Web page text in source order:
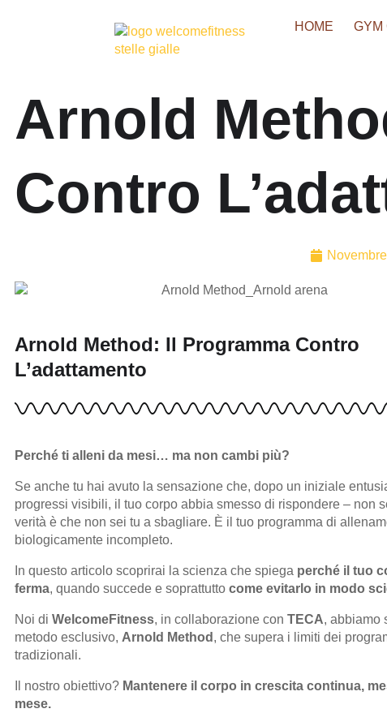
HOME GYM
Arnold
Contro
Arnold Method: Il Programma Contro
L’adattamento
Perché ti alleni da mesi… ma non cambi più?
Se anche tu hai avuto la sensazione che, dopo un iniziale
progressi visibili, il tuo corpo abbia smesso di rispondere – non
verità è che non sei tu a sbagliare. È il tuo programma di
biologicamente incompleto.
In questo articolo scoprirai la scienza che spiega perché il tuo
ferma, quando succede e soprattutto come evitarlo in modo
Noi di WelcomeFitness, in collaborazione con TECA, abbiamo
metodo esclusivo, Arnold Method , che supera i limiti dei
tradizionali.
Il nostro obiettivo? Mantenere il corpo in crescita continua,
mese.